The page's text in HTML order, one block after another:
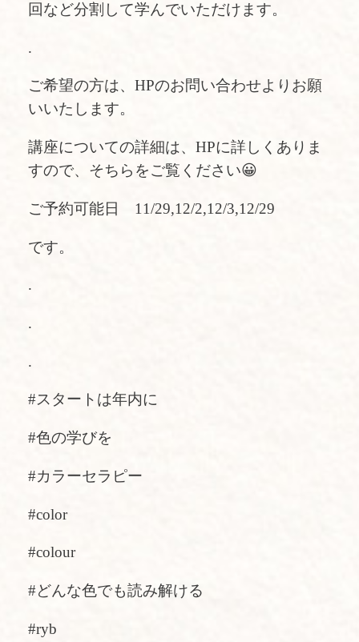
回など分割して学んでいただけます。
.
ご希望の方は、HPのお問い合わせよりお願
いいたします。
講座についての詳細は、HPに詳しくありま
すので、そちらをご覧ください😀
ご予約可能日 11/29,12/2,12/3,12/29
です。
.
.
.
#スタートは年内に
#色の学びを
#カラーセラピー
#color
#colour
#どんな色でも読み解ける
#ryb